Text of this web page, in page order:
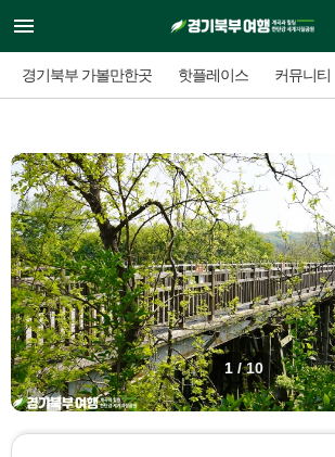
경기북부 가볼만한곳 핫플레이스 커뮤니티
1/ 10